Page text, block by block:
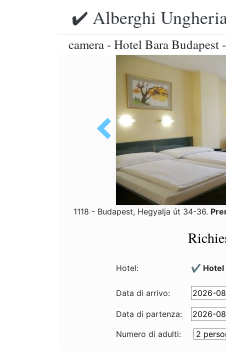
✔️ Alberghi
camera - Hotel Bara Budapest
1118 - Budapest, Hegyalja út 34-36.
Hotel: ✔️ Hotel
Data di arrivo:
Data di partenza:
Numero di adulti: